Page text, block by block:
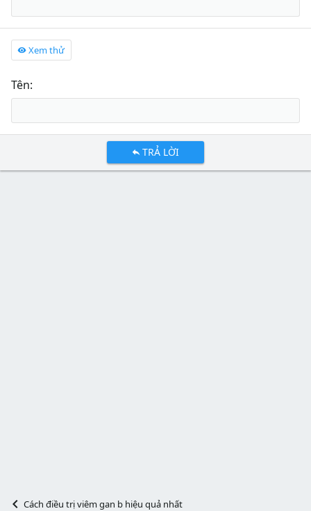
Xem thử
Tên
TRẢ LỜI
Cách điều trị viêm gan b hiệu quả nhất